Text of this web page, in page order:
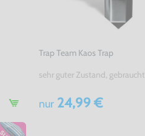
Trap Team Kaos Trap
sehr guter Zustand, gebraucht
nur24,99 €